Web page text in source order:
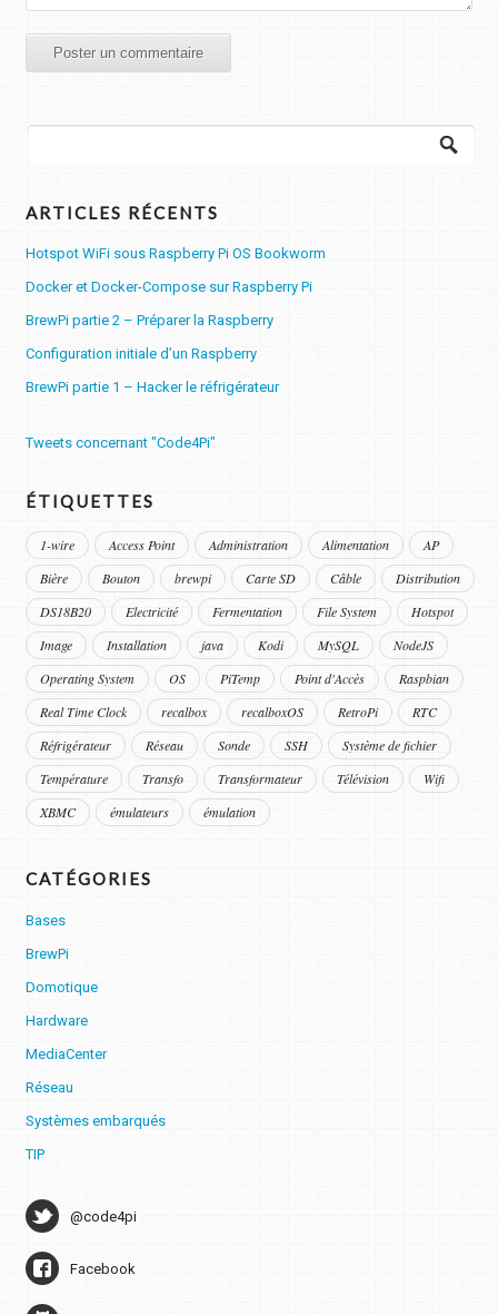
Rechercher :
ARTICLES RÉCENTS
Hotspot WiFi sous Raspberry Pi OS Bookworm
Docker et Docker-Compose sur Raspberry Pi
BrewPi partie 2 – Préparer la Raspberry
Configuration initiale d’un Raspberry
BrewPi partie 1 – Hacker le réfrigérateur
Tweets concernant "Code4Pi"
ÉTIQUETTES
1-wire Access Point Administration Alimentation
AP
Bière
Bouton brewpi Carte SD Câble
Distribution
DS18B20
Electricité Fermentation File System
Hotspot
Image
Installation java Kodi MySQL
NodeJS
Operating System
OS PiTemp Point d'Accès
Raspbian
Real Time Clock
recalbox recalboxOS RetroPi
RTC
Réfrigérateur
Réseau Sonde SSH
Système de fichier
Température
Transfo Transformateur Télévision
Wifi
XBMC
émulateurs émulation
CATÉGORIES
Bases
BrewPi
Domotique
Hardware
MediaCenter
Réseau
Systèmes embarqués
TIP
@code4pi
Facebook